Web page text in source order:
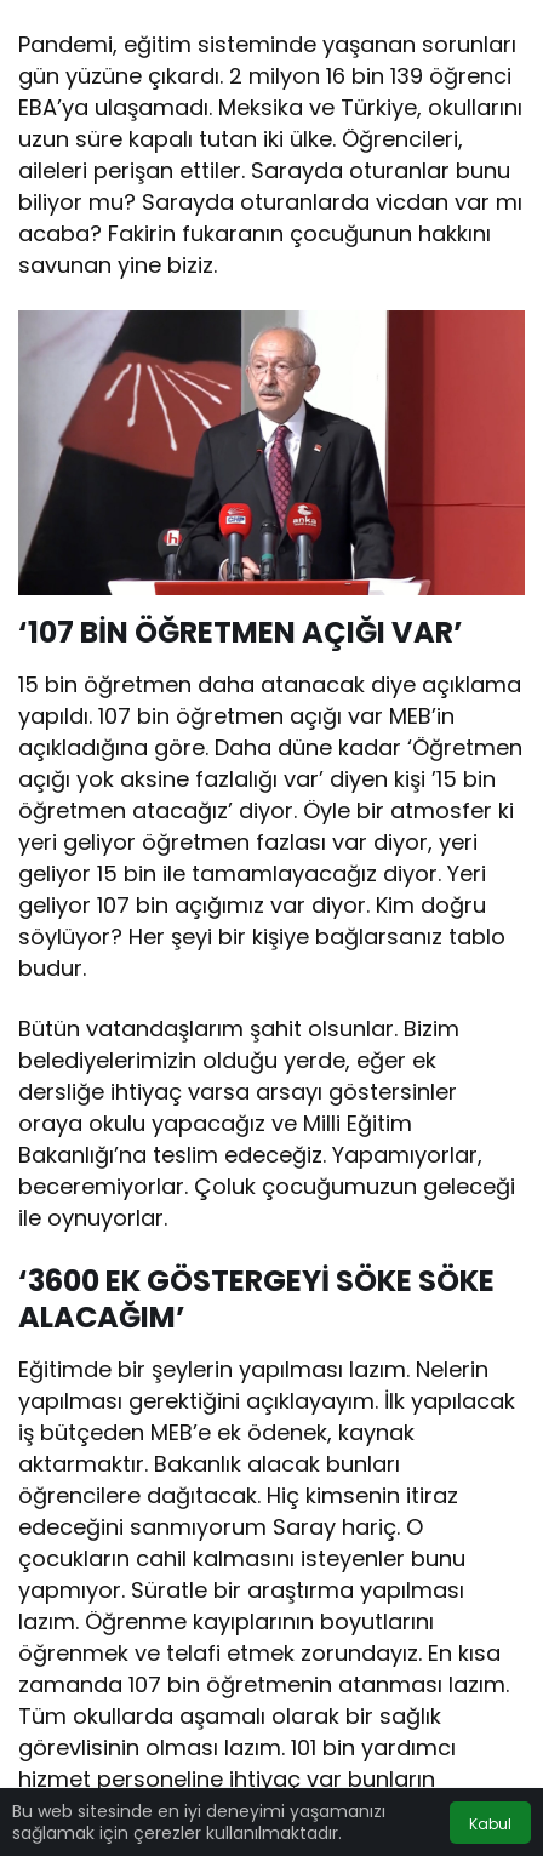
Pandemi, eğitim sisteminde yaşanan sorunları
gün yüzüne çıkardı. 2 milyon 16 bin 139 öğrenci
EBA’ya ulaşamadı. Meksika ve Türkiye, okullarını
uzun süre kapalı tutan iki ülke. Öğrencileri,
aileleri perişan ettiler. Sarayda oturanlar bunu
biliyor mu? Sarayda oturanlarda vicdan var mı
acaba? Fakirin fukaranın çocuğunun hakkını
savunan yine biziz.
‘107 BİN ÖĞRETMEN AÇIĞI VAR’
15 bin öğretmen daha atanacak diye açıklama
yapıldı. 107 bin öğretmen açığı var MEB’in
açıkladığına göre. Daha düne kadar ‘Öğretmen
açığı yok aksine fazlalığı var’ diyen kişi ’15 bin
öğretmen atacağız’ diyor. Öyle bir atmosfer ki
yeri geliyor öğretmen fazlası var diyor, yeri
geliyor 15 bin ile tamamlayacağız diyor. Yeri
geliyor 107 bin açığımız var diyor. Kim doğru
söylüyor? Her şeyi bir kişiye bağlarsanız tablo
budur.
Bütün vatandaşlarım şahit olsunlar. Bizim
belediyelerimizin olduğu yerde, eğer ek
dersliğe ihtiyaç varsa arsayı göstersinler
oraya okulu yapacağız ve Milli Eğitim
Bakanlığı’na teslim edeceğiz. Yapamıyorlar,
beceremiyorlar. Çoluk çocuğumuzun geleceği
ile oynuyorlar.
‘3600 EK GÖSTERGEYİ SÖKE SÖKE
ALACAĞIM’
Eğitimde bir şeylerin yapılması lazım. Nelerin
yapılması gerektiğini açıklayayım. İlk yapılacak
iş bütçeden MEB’e ek ödenek, kaynak
aktarmaktır. Bakanlık alacak bunları
öğrencilere dağıtacak. Hiç kimsenin itiraz
edeceğini sanmıyorum Saray hariç. O
çocukların cahil kalmasını isteyenler bunu
yapmıyor. Süratle bir araştırma yapılması
lazım. Öğrenme kayıplarının boyutlarını
öğrenmek ve telafi etmek zorundayız. En kısa
zamanda 107 bin öğretmenin atanması lazım.
Tüm okullarda aşamalı olarak bir sağlık
görevlisinin olması lazım. 101 bin yardımcı
hizmet personeline ihtiyaç var bunların
atanması lazım. 43 bin ek dersliğe ihtiyaç var.
Eğitim Şura’sı mutlaka kısa sürede toplanmalı.
Bu web sitesinde en iyi deneyimi yaşamanızı
sağlamak için çerezler kullanılmaktadır.
Kabul